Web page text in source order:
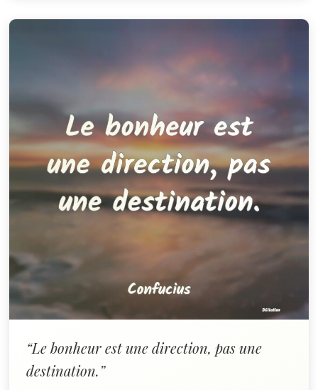
“Le bonheur est une direction, pas une
destination.”